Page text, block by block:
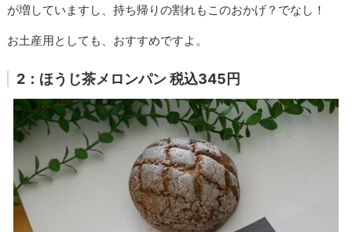
が増していますし、持ち帰りの割れもこのおかげ？でなし！
お土産用としても、おすすめですよ。
2：ほうじ茶メロンパン 税込345円